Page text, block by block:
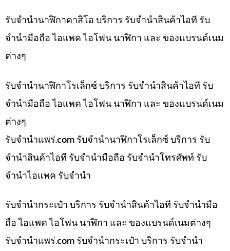
รับจำนำนาฬิกาคาสิโอ บริการ รับจำนำสินค้าไอที รับ
จำนำมือถือ ไอแพค ไอโฟน นาฬิกา และ ของแบรนด์เนม
ต่างๆ
รับจำนำนาฬิกาโรเล็กซ์ บริการ รับจำนำสินค้าไอที รับ
จำนำมือถือ ไอแพค ไอโฟน นาฬิกา และ ของแบรนด์เนม
ต่างๆ
รับจํานําแพร่.com รับจำนำนาฬิกาโรเล็กซ์ บริการ รับ
จำนำสินค้าไอที รับจำนำมือถือ รับจำนำโทรศัพท์ รับ
จำนำไอแพค รับจำนำ
รับจำนำกระเป๋า บริการ รับจำนำสินค้าไอที รับจำนำมือ
ถือ ไอแพค ไอโฟน นาฬิกา และ ของแบรนด์เนมต่างๆ
รับจํานําแพร่.com รับจำนำกระเป๋า บริการ รับจำนำ